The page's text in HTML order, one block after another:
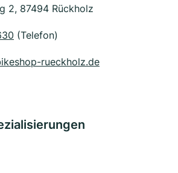
2, 87494 Rückholz
(Telefon)
rueckholz.de